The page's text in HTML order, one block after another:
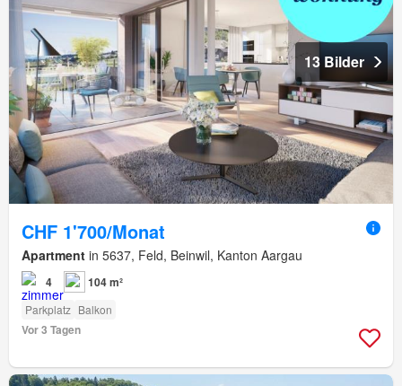
13 Bilder
CHF 1'700/Monat
Apartment in 5637, Feld, Beinwil, Kanton Aargau
4 104 m²
Parkplatz Balkon
Vor 3 Tagen